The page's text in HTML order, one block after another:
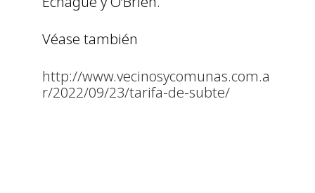
Véase también
http://www.vecinosycomunas.com.a
r/2022/09/23/tarifa-de-subte/